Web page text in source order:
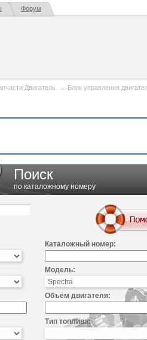
Форум
Двигатель. → Блок управления
Поиск
по каталожному номеру
Каталожный номер:
Модель:
Объём двигателя:
Тип топлива: